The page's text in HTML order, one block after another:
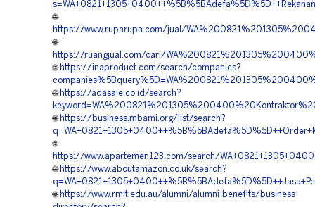
🌐
https://www.ruparupa.com/jual/
🌐
https://ruangjual.com/cari/
🌐 https://inaproduct.com/search/companies?
🌐 https://adasale.co.id/search?
🌐 https://business.mbami.org/list/search?
🌐
https://www.apartemen123.com/search/
🌐 https://www.aboutamazon.co.uk/search?
🌐 https://www.rmit.edu.au/alumni/alumni-benefits/business-